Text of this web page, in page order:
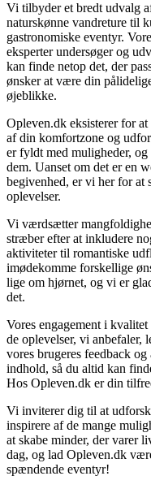
Vi tilbyder et bredt udvalg
naturskønne vandreture til
gastronomiske eventyr.
eksperter undersøger og
kan finde netop det, der
ønsker at være din
øjeblikke.
Opleven.dk eksisterer for
af din komfortzone og
er fyldt med muligheder,
dem. Uanset om det er en
begivenhed, er vi her for at
oplevelser.
Vi værdsætter
stræber efter at inkludere
aktiviteter til romantiske
imødekomme forskellige
lige om hjørnet, og vi er
det.
Vores engagement i
de oplevelser, vi anbefaler,
vores brugeres feedback
indhold, så du altid kan
Hos Opleven.dk er din
Vi inviterer dig til at
inspirere af de mange
at skabe minder, der varer
dag, og lad Opleven.dk
spændende eventyr!